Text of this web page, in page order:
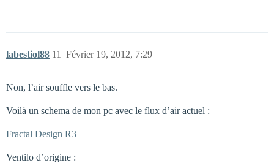
labestiol88 Février 19, 2012, 7:29
11
Non, l’air souffle vers le bas.
Voilà un schema de mon pc avec le flux d’air actuel :
Fractal Design R3
Ventilo d’origine :